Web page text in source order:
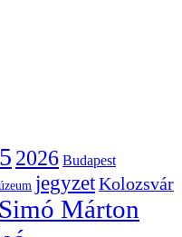
2026 Budapest
jegyzetKolozsvár
Simó Márton